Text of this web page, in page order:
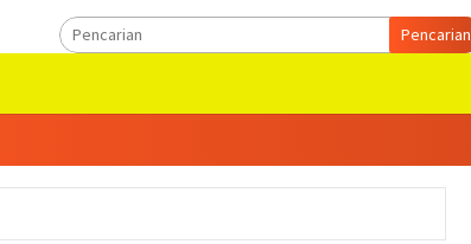
Pencarian